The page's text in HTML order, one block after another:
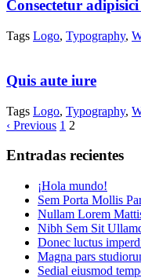
Consectetur
Tags Logo, Typography,
Quis aute iure
Tags Logo, Typography,
‹ Previous 1 2
Entradas recientes
¡Hola mundo!
Sem Porta Mollis
Nullam Lorem
Nibh Sem Sit
Donec luctus
Magna pars
Sedial eiusmod